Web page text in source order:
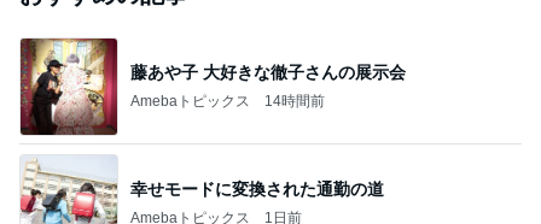
藤あや子 大好きな徹子さんの展示会
Amebaトピックス 14時間前
幸せモードに変換された通勤の道
Amebaトピックス 1日前